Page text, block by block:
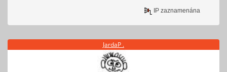
IP zaznamenána
JardaP .